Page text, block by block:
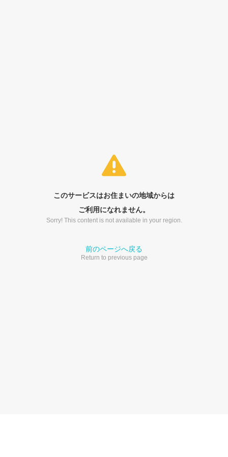
このサービスはお住まいの地域からは
ご利用になれません。
Sorry! This content is not available in your region.
前のページへ戻る
Return to previous page